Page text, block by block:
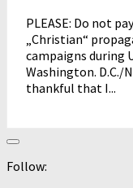
PLEASE: Do not
„Christian“
campaigns during
Washington. D.C./
thankful that I...
Follow: